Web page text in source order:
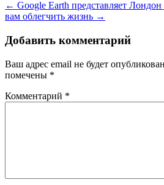
← Google Earth представляет Лондон
вам облегчить жизнь →
Добавить комментарий
Ваш адрес email не будет
помечены *
Комментарий *